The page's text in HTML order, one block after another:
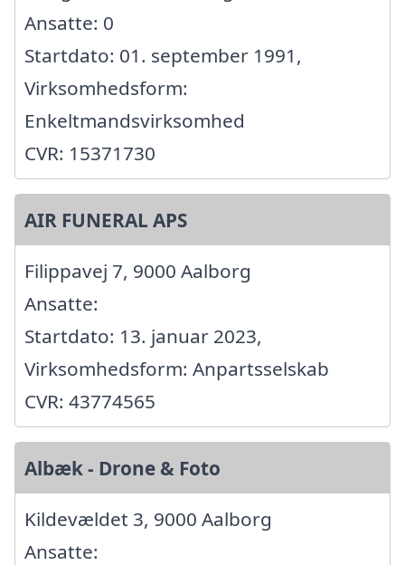
Ansatte: 0
Startdato: 01. september 1991,
Virksomhedsform:
Enkeltmandsvirksomhed
CVR: 15371730
AIR FUNERAL APS
Filippavej 7, 9000 Aalborg
Ansatte:
Startdato: 13. januar 2023,
Virksomhedsform: Anpartsselskab
CVR: 43774565
Albæk - Drone & Foto
Kildevældet 3, 9000 Aalborg
Ansatte: